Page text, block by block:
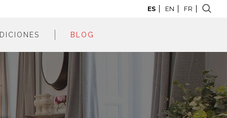
ES EN FR
2025
2024
2023
BLOG